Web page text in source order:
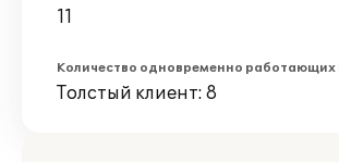
11
Количество одновременно работающих
Толстый клиент: 8